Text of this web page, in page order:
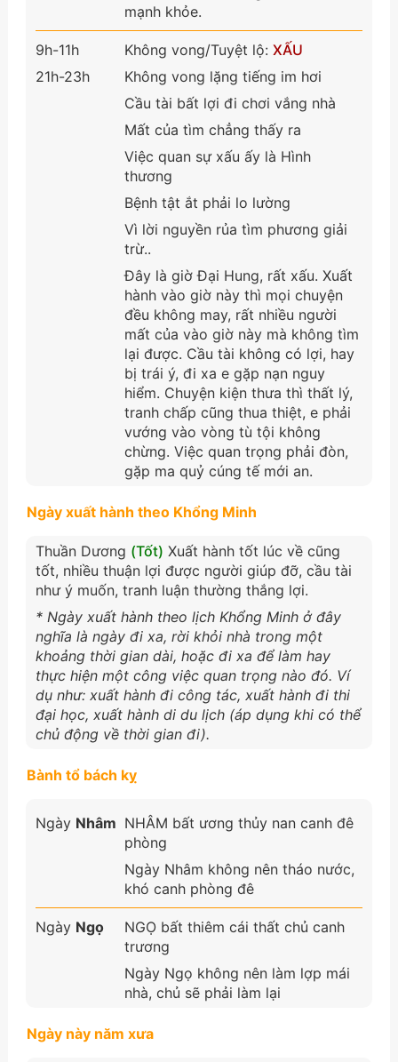
mạnh khỏe.
9h-11h
21h-23h
Không vong/Tuyệt lộ: XẤU
Không vong lặng tiếng im hơi
Cầu tài bất lợi đi chơi vắng nhà
Mất của tìm chẳng thấy ra
Việc quan sự xấu ấy là Hình
thương
Bệnh tật ắt phải lo lường
Vì lời nguyền rủa tìm phương giải
trừ..
Đây là giờ Đại Hung, rất xấu. Xuất
hành vào giờ này thì mọi chuyện
đều không may, rất nhiều người
mất của vào giờ này mà không tìm
lại được. Cầu tài không có lợi, hay
bị trái ý, đi xa e gặp nạn nguy
hiểm. Chuyện kiện thưa thì thất lý,
tranh chấp cũng thua thiệt, e phải
vướng vào vòng tù tội không
chừng. Việc quan trọng phải đòn,
gặp ma quỷ cúng tế mới an.
Ngày xuất hành theo Khổng Minh
Thuần Dương (Tốt) Xuất hành tốt lúc về cũng
tốt, nhiều thuận lợi được người giúp đỡ, cầu tài
như ý muốn, tranh luận thường thắng lợi.
* Ngày xuất hành theo lịch Khổng Minh ở đây
nghĩa là ngày đi xa, rời khỏi nhà trong một
khoảng thời gian dài, hoặc đi xa để làm hay
thực hiện một công việc quan trọng nào đó. Ví
dụ như: xuất hành đi công tác, xuất hành đi thi
đại học, xuất hành di du lịch (áp dụng khi có thể
chủ động về thời gian đi).
Bành tổ bách kỵ
Ngày Nhâm NHÂM bất ương thủy nan canh đê
phòng
Ngày Nhâm không nên tháo nước,
khó canh phòng đê
Ngày Ngọ
NGỌ bất thiêm cái thất chủ canh
trương
Ngày Ngọ không nên làm lợp mái
nhà, chủ sẽ phải làm lại
Ngày này năm xưa